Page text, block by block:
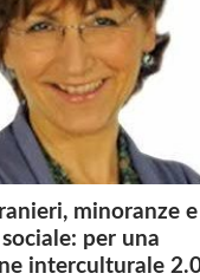
minoranze e
per una
interculturale